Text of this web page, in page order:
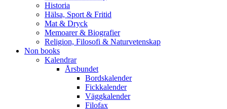
Historia
Hälsa, Sport & Fritid
Mat & Dryck
Memoarer & Biografier
Religion, Filosofi & Naturvetenskap
Non books
Kalendrar
Årsbundet
Bordskalender
Fickkalender
Väggkalender
Filofax